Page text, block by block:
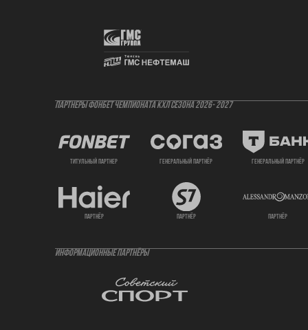
ПАРТНЕРЫ ФОНБЕТ ЧЕМПИОНАТА КХЛ СЕЗОНА 2026- 2027
титульный партнер генеральный партнёр генеральный партнёр
партнёр партнёр партнёр
ИНФОРМАЦИОННЫЕ ПАРТНЁРЫ